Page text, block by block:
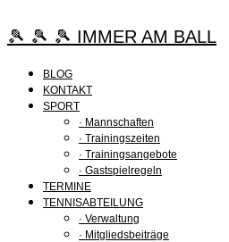
Inhalt
springen
🎾 🎾 🎾 IMMER AM BALL
BLOG
KONTAKT
SPORT
· Mannschaften
· Trainingszeiten
· Trainingsangebote
· Gastspielregeln
TERMINE
TENNISABTEILUNG
· Verwaltung
· Mitgliedsbeiträge